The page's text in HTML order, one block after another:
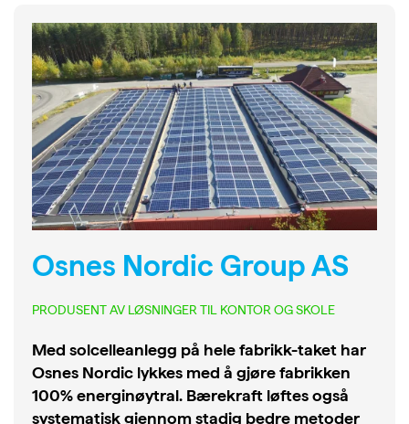
Osnes Nordic Group AS
PRODUSENT AV LØSNINGER TIL KONTOR OG SKOLE
Med solcelleanlegg på hele fabrikk-taket har
Osnes Nordic lykkes med å gjøre fabrikken
100% energinøytral. Bærekraft løftes også
systematisk gjennom stadig bedre metoder